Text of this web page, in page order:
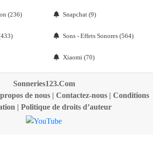
(236) Snapchat (9)
Sons - Effets Sonores (564)
Xiaomi (70)
Sonneries123.Com
de nous| Contactez-nous| Conditions
| Politique de droits d’auteur